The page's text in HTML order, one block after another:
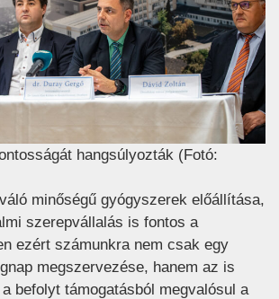
hangsúlyozták (Fotó:
minőségű gyógyszerek előállítása,
szerepvállalás is fontos a
ezért számunkra nem csak egy
megszervezése, hanem az is
befolyt támogatásból megvalósul a